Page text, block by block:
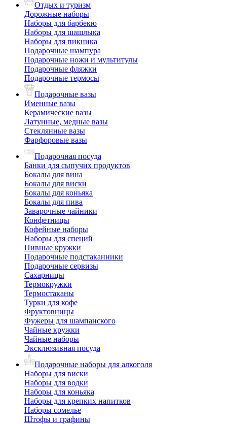
Отдых и туризм
Дорожные наборы
Наборы для барбекю
Наборы для шашлыка
Наборы для пикника
Подарочные шампура
Подарочные ножи и мультитулы
Подарочные фляжки
Подарочные термосы
Подарочные вазы
Именные вазы
Керамические вазы
Латунные, медные вазы
Стеклянные вазы
Фарфоровые вазы
Подарочная посуда
Банки для сыпучих продуктов
Бокалы для вина
Бокалы для виски
Бокалы для коньяка
Бокалы для пива
Заварочные чайники
Конфетницы
Кофейные наборы
Наборы для специй
Пивные кружки
Подарочные подстаканники
Подарочные сервизы
Сахарницы
Термокружки
Термостаканы
Турки для кофе
Фруктовницы
Фужеры для шампанского
Чайные кружки
Чайные наборы
Эксклюзивная посуда
Подарочные наборы для алкоголя
Наборы для виски
Наборы для водки
Наборы для коньяка
Наборы для крепких напитков
Наборы сомелье
Штофы и графины